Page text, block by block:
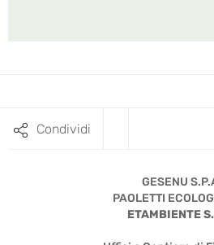
Condividi
GESENU
PAOLETTI
ETAMBIENTE